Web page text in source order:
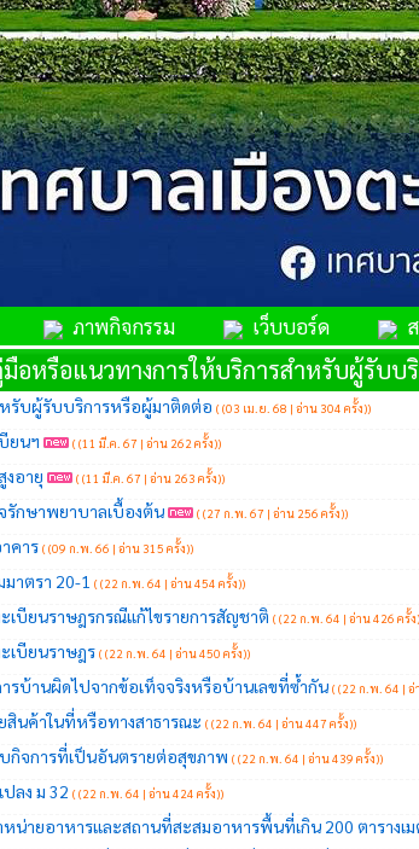
ภาพกิจกรรม เว็บบอร์ด
อหรือแนวทางการให้บริการสำหรับผู้รับบ
รับผู้รับบริการหรือผู้มาติดต่อ ((03 เม.ย. 68 | อ่าน 304 ครั้ง))
ยนฯ ((11 มี.ค. 67 | อ่าน 262 ครั้ง))
งอายุ ((11 มี.ค. 67 | อ่าน 263 ครั้ง))
กษาพยาบาลเบื้องต้น ((27 ก.พ. 67 | อ่าน 256 ครั้ง))
คาร ((09 ก.พ. 66 | อ่าน 315 ครั้ง))
าตรา 20-1 ((22 ก.พ. 64 | อ่าน 454 ครั้ง))
ะเบียนราษฎรกรณีแก้ไขรายการสัญชาติ ((22 ก.พ. 64 | อ่าน 426 ครั้ง)
เบียนราษฎร ((22 ก.พ. 64 | อ่าน 450 ครั้ง))
รบ้านผิดไปจากข้อเท็จจริงหรือบ้านเลขที่ซ้ำกัน ((22 ก.พ. 64 | อ่
นค้าในที่หรือทางสาธารณะ ((22 ก.พ. 64 | อ่าน 447 ครั้ง))
จการที่เป็นอันตรายต่อสุขภาพ ((22 ก.พ. 64 | อ่าน 439 ครั้ง))
ลง ม 32 ((22 ก.พ. 64 | อ่าน 424 ครั้ง))
น่ายอาหารและสถานที่สะสมอาหารพื้นที่เกิน 200 ตารางเม